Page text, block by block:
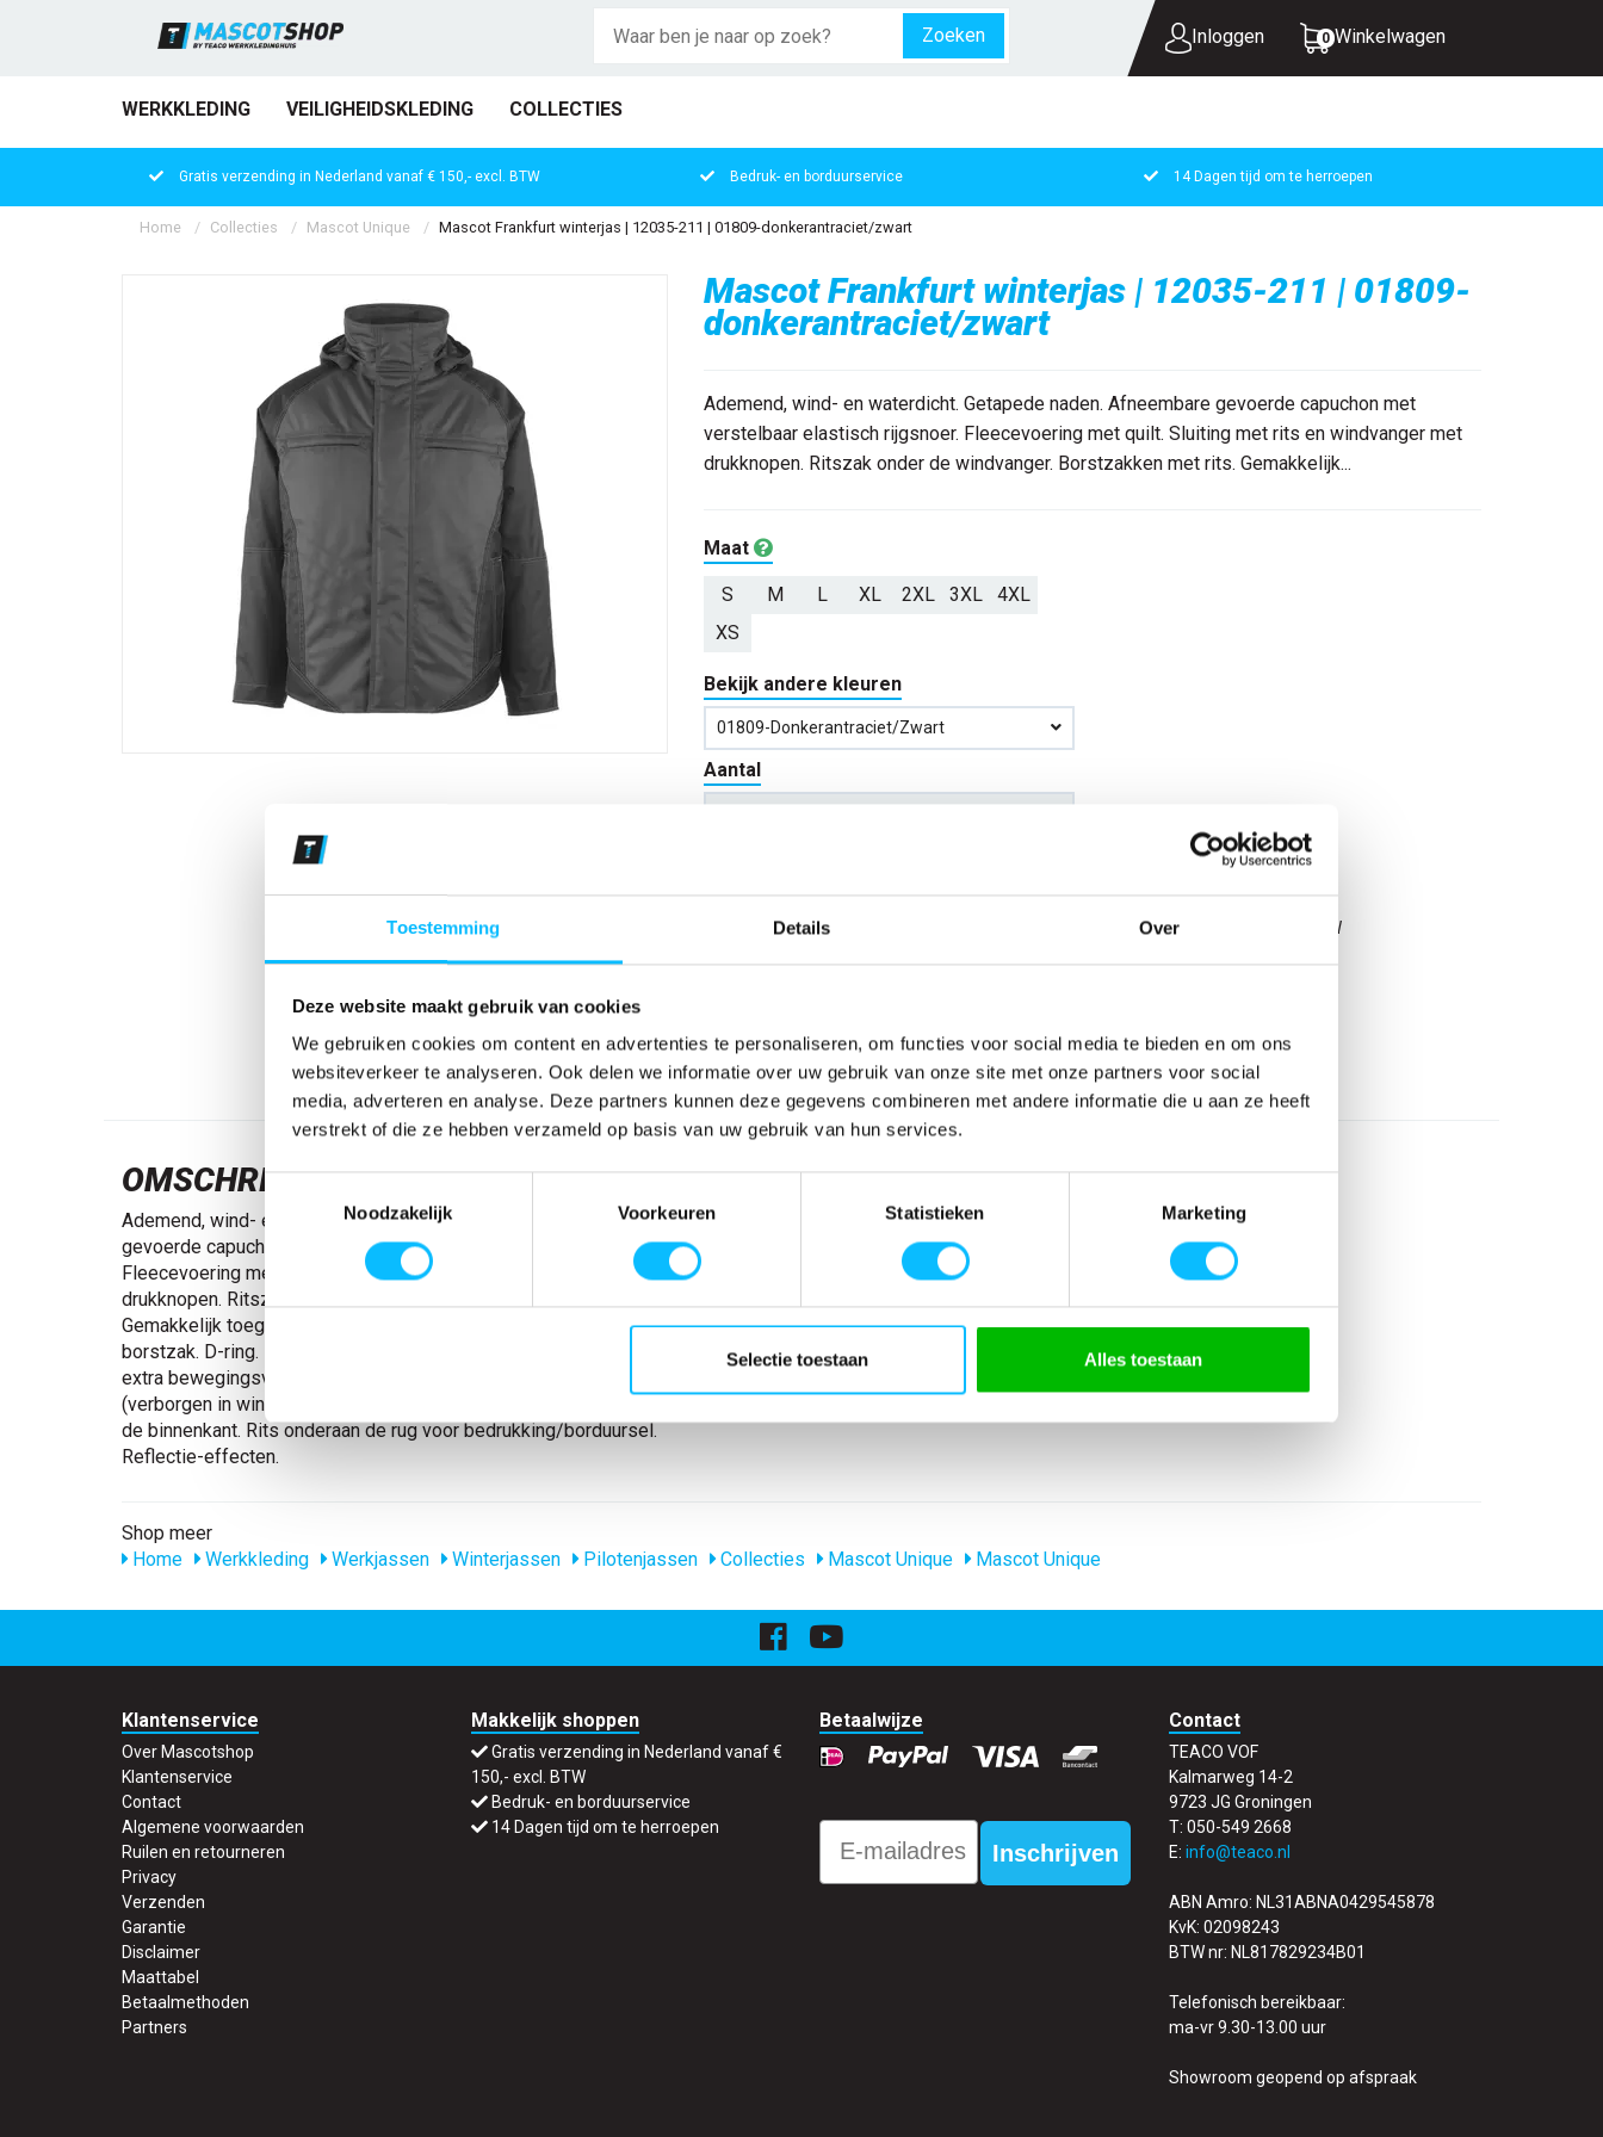
Toestemming Details Over
Deze website maakt gebruik van cookies
We gebruiken cookies om content en advertenties te personaliseren, om functies voor social media te bieden en om ons
websiteverkeer te analyseren. Ook delen we informatie over uw gebruik van onze site met onze partners voor social
media, adverteren en analyse. Deze partners kunnen deze gegevens combineren met andere informatie die u aan ze heeft
verstrekt of die ze hebben verzameld op basis van uw gebruik van hun services.
Noodzakelijk
Voorkeuren Statistieken Marketing
Selectie toestaan Alles toestaan
Zoeken Inloggen 0 Winkelwagen
WERKKLEDING VEILIGHEIDSKLEDING COLLECTIES
UW WINKELWAGEN IS LEEG.
Gratis verzending in Nederland vanaf € 150,- excl. BTW Bedruk- en borduurservice 14 Dagen tijd om te herroepen
Home Collecties Mascot Unique Mascot Frankfurt winterjas | 12035-211 | 01809-donkerantraciet/zwart
Mascot Frankfurt winterjas | 12035-211 | 01809-
donkerantraciet/zwart
Ademend, wind- en waterdicht. Getapede naden. Afneembare gevoerde capuchon met
verstelbaar elastisch rijgsnoer. Fleecevoering met quilt. Sluiting met rits en windvanger met
drukknopen. Ritszak onder de windvanger. Borstzakken met rits. Gemakkelijk...
Maat
S M L XL 2XL 3XL
4XL
XS
Bekijk andere kleuren
01809-Donkerantraciet/zwart
Aantal
€ 138,43 excl BTW
Niet zeker wat jou maat is?Bekijk maattabel
OMSCHRIJVING
Ademend, wind- en waterdicht. Getapede naden. Afneembare
gevoerde capuchon met verstelbaar elastisch rijgsnoer.
Fleecevoering met quilt. Sluiting met rits en windvanger met
drukknopen. Ritszak onder de windvanger. Borstzakken met rits.
Gemakkelijk toegang tot geïntegreerd telefoonzakje in de
borstzak. D-ring. Ergonomisch gevormde mouwen zorgen voor
extra bewegingsvrijheid. Voorzakken. Binnenzak met rits. Tricot
(verborgen in windvanger) bij de pols. Reguleerbaar rijgsnoer aan
de binnenkant. Rits onderaan de rug voor bedrukking/borduursel.
Reflectie-effecten.
SPECIFICATIES
Artikelnummer
-
-
12035-211
Materiaal
100% polyester
Producttype
Shop meer
Home
Werkkleding Werkjassen Winterjassen Pilotenjassen Collecties Mascot Unique Mascot Unique
Klantenservice
Over Mascotshop
Klantenservice
Contact
Algemene voorwaarden
Ruilen en retourneren
Privacy
Verzenden
Garantie
Disclaimer
Maattabel
Betaalmethoden
Partners
Makkelijk shoppen
Gratis verzending in Nederland vanaf €
150,- excl. BTW
Bedruk- en borduurservice
14 Dagen tijd om te herroepen
Betaalwijze
Email
Inschrijven
Contact
TEACO VOF
Kalmarweg 14-2
9723 JG Groningen
T: 050-549 2668
E: info@teaco.nl
ABN Amro: NL31ABNA0429545878
KvK: 02098243
BTW nr: NL817829234B01
Telefonisch bereikbaar:
ma-vr 9.30-13.00 uur
Showroom geopend op afspraak